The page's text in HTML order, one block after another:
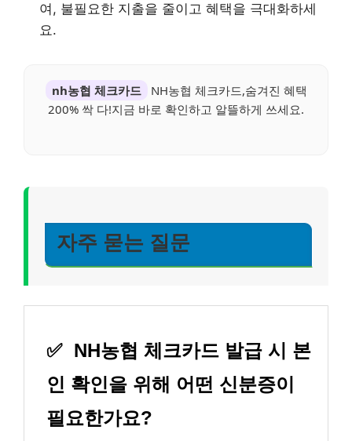
여, 불필요한 지출을 줄이고 혜택을 극대화하세
요.
nh농협 체크카드
NH농협 체크카드,숨겨진 혜택
200% 싹 다!지금 바로 확인하고 알뜰하게 쓰세요.
자주 묻는 질문
✅ NH농협 체크카드 발급 시 본
인 확인을 위해 어떤 신분증이
필요한가요?